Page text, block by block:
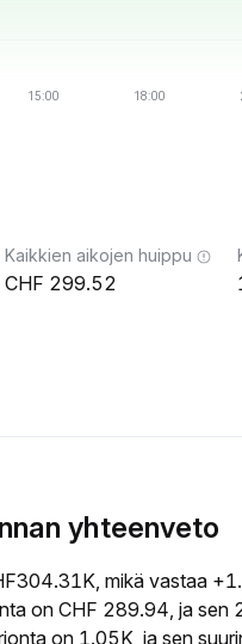
Kaikkien aikojen huippu
299.52
yhteenveto
mikä vastaa
on CHF 289.94, ja sen
on 1.05K, ja sen